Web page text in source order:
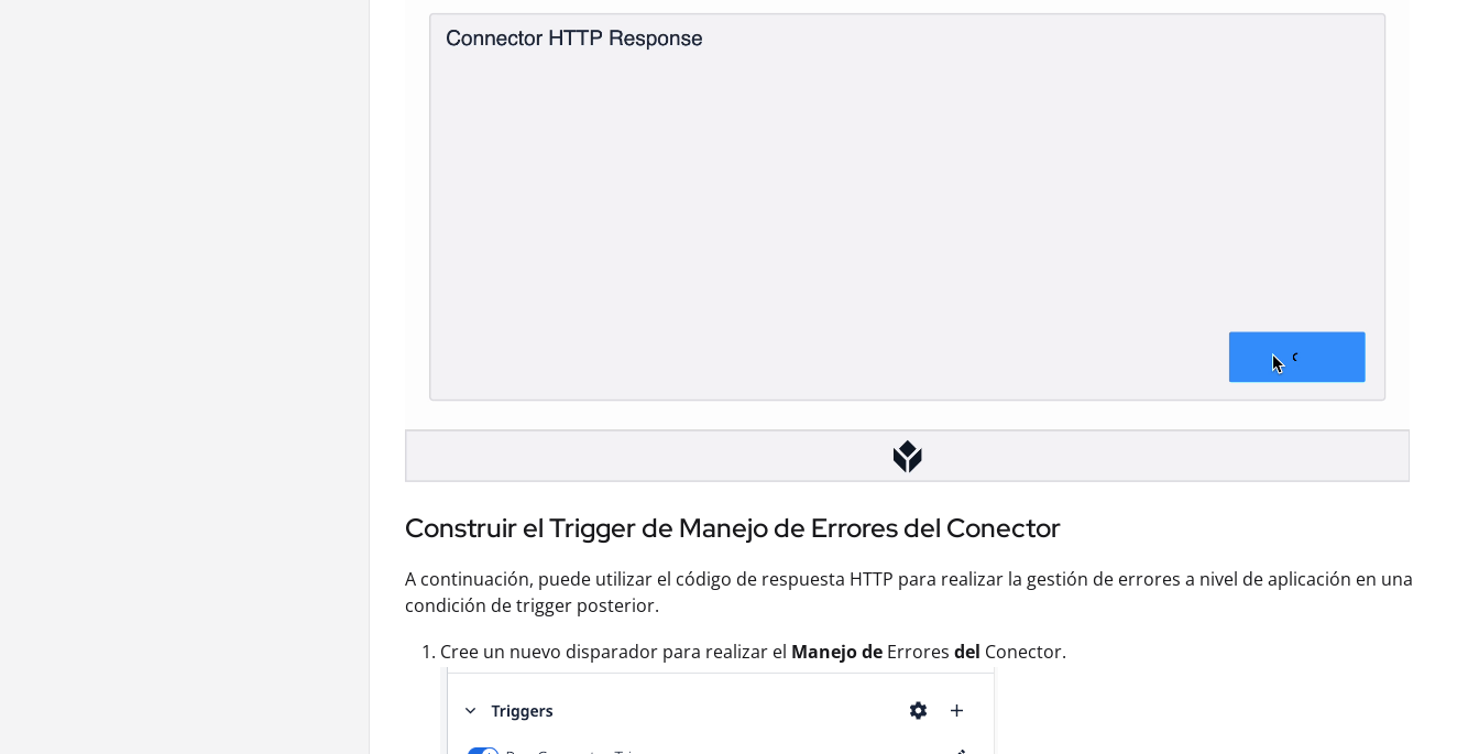
Construir el Trigger de Manejo de Errores del Conector
A continuación, puede utilizar el código de respuesta HTTP para realizar la gestión de errores a nivel de aplicación en una
condición de trigger posterior.
Cree un nuevo disparador para realizar el Manejo de Errores del Conector.